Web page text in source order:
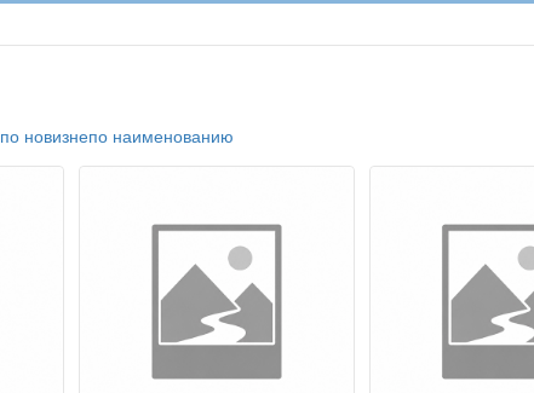
по новизнепо наименованию